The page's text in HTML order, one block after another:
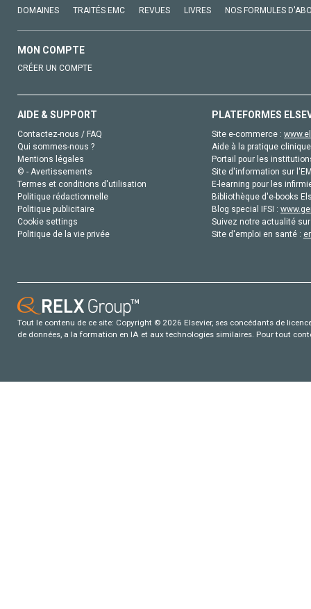
DOMAINES TRAITÉS EMC REVUES LIVRES NOS FORMULES
MON COMPTE
CRÉER UN COMPTE
AIDE & SUPPORT
Contactez-nous / FAQ
Qui sommes-nous ?
Mentions légales
© - Avertissements
Termes et conditions d'utilisation
Politique rédactionnelle
Politique publicitaire
Cookie settings
Politique de la vie privée
PLATEFORMES
Site e-commerce :
Aide à la pratique
Portail pour les
Site d'information sur
E-learning pour les
Bibliothèque d'e-books
Blog special IFSI :
Suivez notre actualité
Site d'emploi en santé :
Tout le contenu de ce site: Copyright © 2026 Elsevier, ses concédants de
de données, a la formation en IA et aux technologies similaires. Pour tout